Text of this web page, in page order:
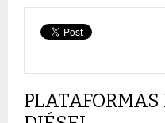
PLATAFORMAS